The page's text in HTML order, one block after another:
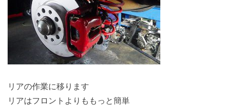
リアの作業に移ります
リアはフロントよりももっと簡単